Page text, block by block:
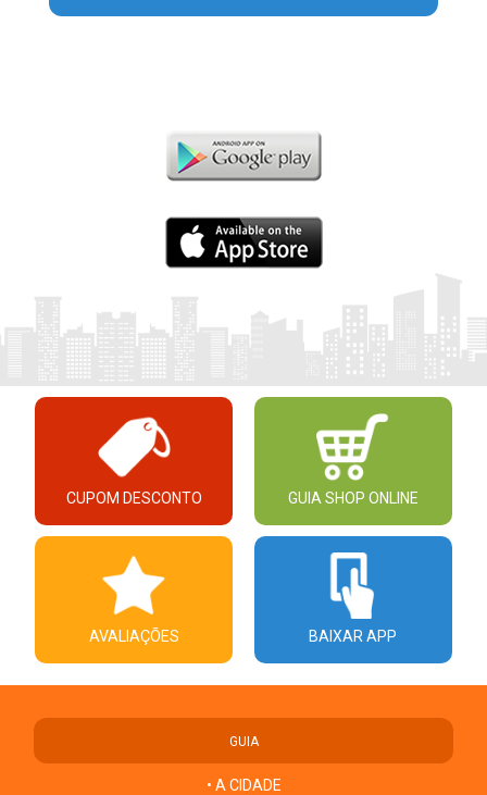
CUPOM DESCONTO GUIA SHOP ONLINE
AVALIAÇÕES BAIXAR APP
GUIA
• A CIDADE